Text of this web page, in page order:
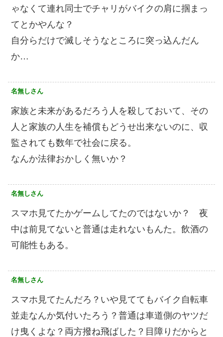
ゃなくて連れ同士でチャリがバイクの肩に掴まっ
てとかやんな？
自分らだけで滅しそうなところに突っ込んだん
か…
名無しさん
家族と未来があるだろう人を殺しておいて、その
人と家族の人生を補償もどうせ出来ないのに、収
監されても数年で社会に戻る。
なんか法律おかしく無いか？
名無しさん
スマホ見てたかゲームしてたのではないか？ 夜
中は前見てないと普通は走れないもんた。飲酒の
可能性もある。
名無しさん
スマホ見てたんだろ？いや見ててもバイク自転車
並走なんか気付いたろう？普通は車道側のヤツだ
け曳くよな？両方撥ね飛ばした？目障りだからと